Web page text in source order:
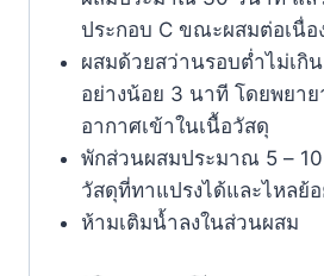
ประกอบ C ขณะผสมต่อเนื่อ
ผสมด้วยสว่านรอบต่ำไม่เกิ
อย่างน้อย 3 นาที โดยพยาย
อากาศเข้าในเนื้อวัสดุ
พักส่วนผสมประมาณ 5 –
วัสดุที่ทาแปรงได้และไหลย้
ห้ามเติมน้ำลงในส่วนผสม